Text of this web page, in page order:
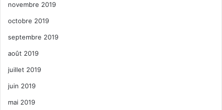
novembre 2019
octobre 2019
septembre 2019
août 2019
juillet 2019
juin 2019
mai 2019